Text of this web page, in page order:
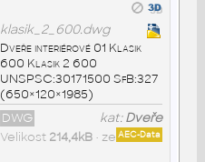
klasik_2_600.dwg
Dveře interiérové 01 Klasik
600 Klasik 2 600
UNSPSC:30171500 SfB:327
(650×120×1985)
kat:Dveře
DWG
AEC-Data
Velikost 214,4kB• ze